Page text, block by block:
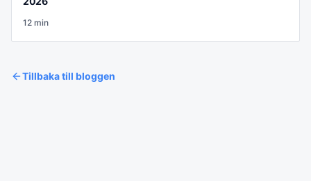
12 min
Tillbaka till bloggen